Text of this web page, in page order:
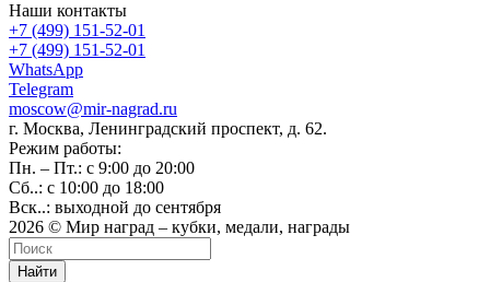
Наши контакты
+7 (499) 151-52-01
+7 (499) 151-52-01
WhatsApp
Telegram
moscow@mir-nagrad.ru
г. Москва, Ленинградский проспект, д. 62.
Режим работы:
Пн. – Пт.: с 9:00 до 20:00
Сб..: с 10:00 до 18:00
Вск..: выходной до сентября
2026 © Мир наград – кубки, медали, награды
Найти